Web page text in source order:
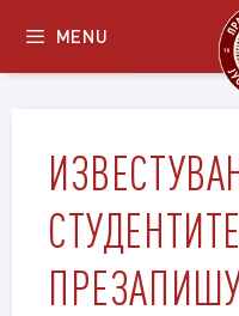
content
MENU